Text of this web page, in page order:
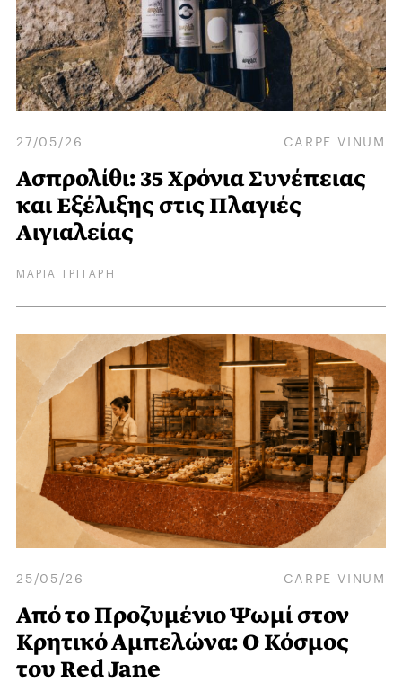
27/05/26 CARPE VINUM
Ασπρολίθι: 35 Χρόνια Συνέπειας
και Eξέλιξης στις Πλαγιές
Αιγιαλείας
ΜΑΡΙΑ ΤΡΙΤΑΡΗ
25/05/26 CARPE VINUM
Από το Προζυμένιο Ψωμί στον
Κρητικό Αμπελώνα: Ο Κόσμος
του Red Jane